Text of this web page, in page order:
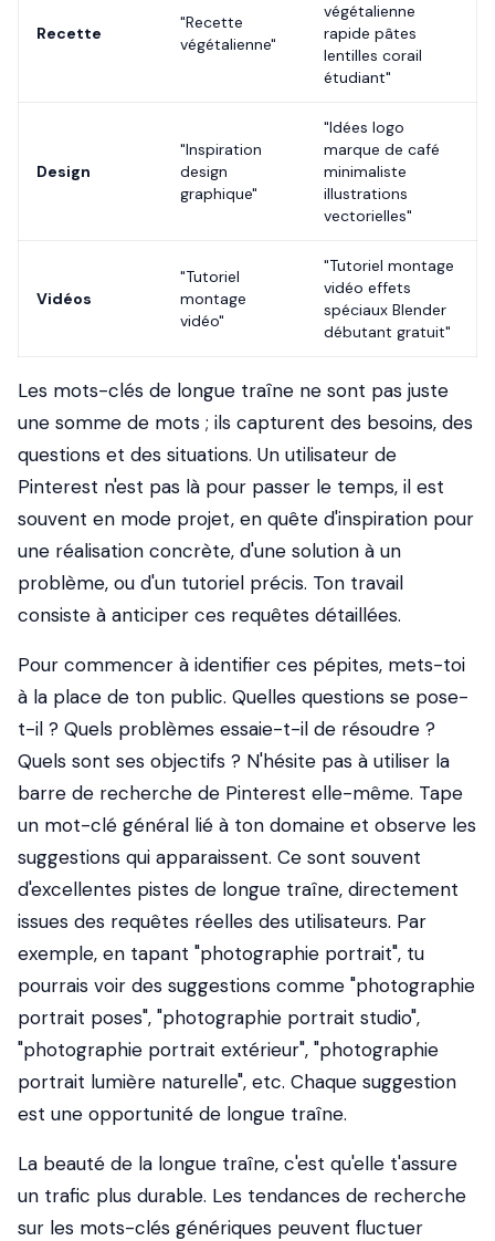
Recette
"Recette
végétalienne"
végétalienne
rapide pâtes
lentilles corail
étudiant"
Design
"Inspiration
design
graphique"
"Idées logo
marque de café
minimaliste
illustrations
vectorielles"
Vidéos
"Tutoriel
montage
vidéo"
"Tutoriel montage
vidéo effets
spéciaux Blender
débutant gratuit"
Les mots-clés de longue traîne ne sont pas juste
une somme de mots ; ils capturent des besoins, des
questions et des situations. Un utilisateur de
Pinterest n'est pas là pour passer le temps, il est
souvent en mode projet, en quête d'inspiration pour
une réalisation concrète, d'une solution à un
problème, ou d'un tutoriel précis. Ton travail
consiste à anticiper ces requêtes détaillées.
Pour commencer à identifier ces pépites, mets-toi
à la place de ton public. Quelles questions se pose-
t-il ? Quels problèmes essaie-t-il de résoudre ?
Quels sont ses objectifs ? N'hésite pas à utiliser la
barre de recherche de Pinterest elle-même. Tape
un mot-clé général lié à ton domaine et observe les
suggestions qui apparaissent. Ce sont souvent
d'excellentes pistes de longue traîne, directement
issues des requêtes réelles des utilisateurs. Par
exemple, en tapant "photographie portrait", tu
pourrais voir des suggestions comme "photographie
portrait poses", "photographie portrait studio",
"photographie portrait extérieur", "photographie
portrait lumière naturelle", etc. Chaque suggestion
est une opportunité de longue traîne.
La beauté de la longue traîne, c'est qu'elle t'assure
un trafic plus durable. Les tendances de recherche
sur les mots-clés génériques peuvent fluctuer